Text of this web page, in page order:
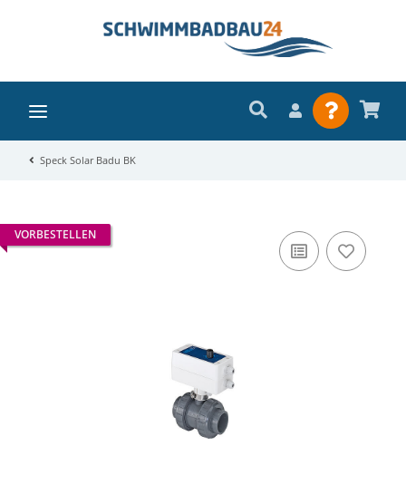
Speck Solar Badu BK
VORBESTELLEN